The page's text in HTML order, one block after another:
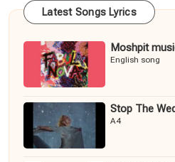
Latest Songs Lyrics
Moshpit
English song
Stop The
A4